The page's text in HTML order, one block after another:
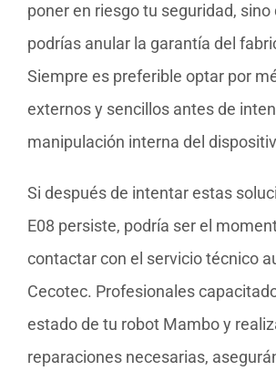
poner en riesgo tu seguridad,
podrías anular la garantía del
Siempre es preferible optar por
externos y sencillos antes de
manipulación interna del
Si después de intentar estas
E08 persiste, podría ser el
contactar con el servicio técnico
Cecotec. Profesionales
estado de tu robot Mambo y
reparaciones necesarias,